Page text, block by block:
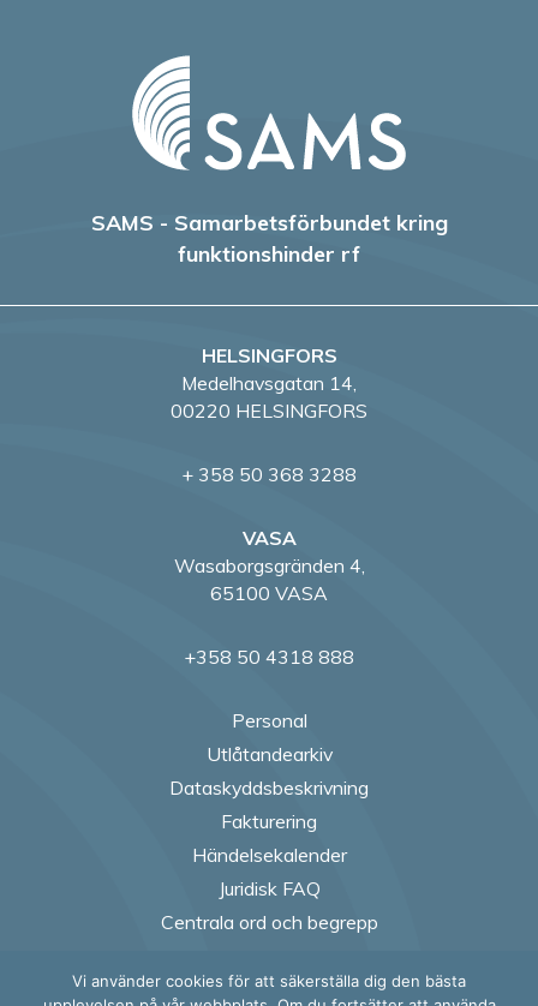
SAMS - Samarbetsförbundet kring
funktionshinder rf
HELSINGFORS
Medelhavsgatan 14,
00220 HELSINGFORS
+ 358 50 368 3288
VASA
Wasaborgsgränden 4,
65100 VASA
+358 50 4318 888
Personal
Utlåtandearkiv
Dataskyddsbeskrivning
Fakturering
Händelsekalender
Juridisk FAQ
Centrala ord och begrepp
Vi använder cookies för att säkerställa dig den bästa